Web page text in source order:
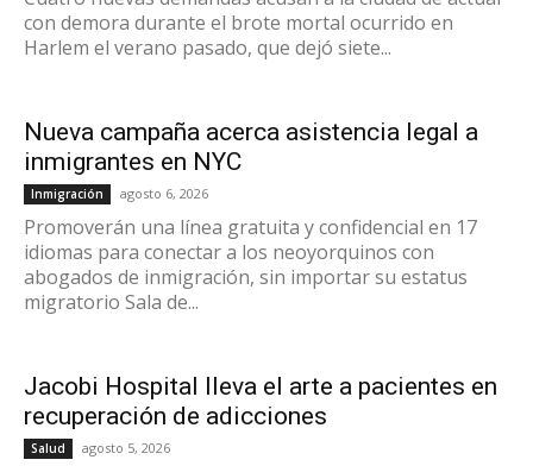
con demora durante el brote mortal ocurrido en
Harlem el verano pasado, que dejó siete...
Nueva campaña acerca asistencia legal a
inmigrantes en NYC
Inmigración agosto 6, 2026
Promoverán una línea gratuita y confidencial en 17
idiomas para conectar a los neoyorquinos con
abogados de inmigración, sin importar su estatus
migratorio Sala de...
Jacobi Hospital lleva el arte a pacientes en
recuperación de adicciones
Salud agosto 5, 2026